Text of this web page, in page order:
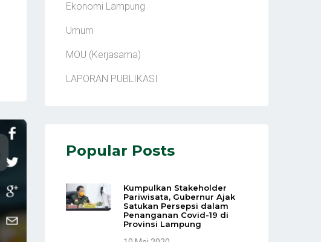
Ekonomi Lampung
Umum
MOU (Kerjasama)
LAPORAN PUBLIKASI
Popular Posts
Kumpulkan Stakeholder
Pariwisata, Gubernur Ajak
Satukan Persepsi dalam
Penanganan Covid-19 di
Provinsi Lampung